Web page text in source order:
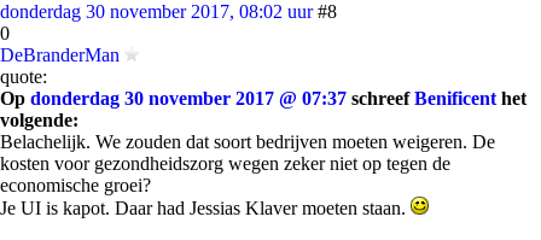
donderdag 30 november 2017, 08:02 uur #8
0
DeBranderMan
quote:
Op donderdag 30 november 2017 @ 07:37 schreefBenificent het
volgende:
Belachelijk. We zouden dat soort bedrijven moeten weigeren. De
kosten voor gezondheidszorg wegen zeker niet op tegen de
economische groei?
Je UI is kapot. Daar had Jessias Klaver moeten staan.